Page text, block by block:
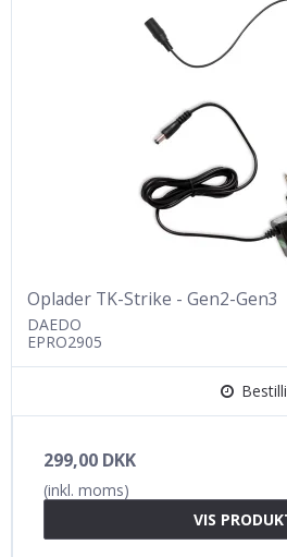
Oplader TK-Strike - Gen2-Gen3
DAEDO
EPRO2905
299,00 DKK
(inkl. moms)
VIS